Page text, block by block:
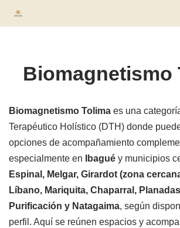
contenido
Biomagnetismo
Biomagnetismo Tolima es una
Terapéutico Holístico (DTH) donde
opciones de acompañamiento
especialmente en
Ibagué y municipios
Espinal, Melgar, Girardot (zona
Líbano, Mariquita, Chaparral,
Purificación y Natagaima, según
perfil. Aquí se reúnen espacios y